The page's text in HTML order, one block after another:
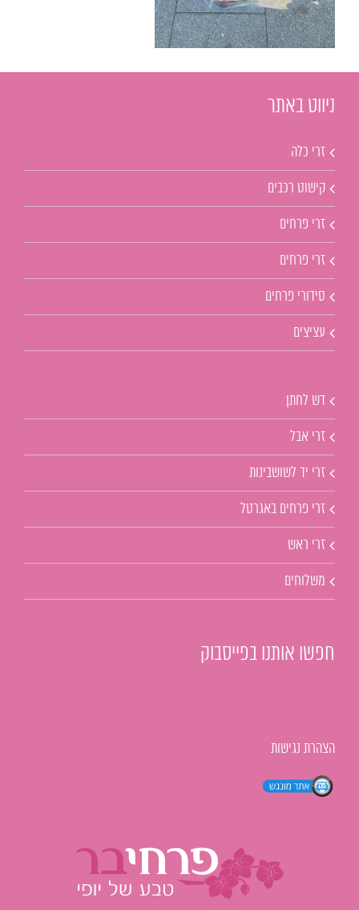
ניווט באתר
זרי כלה
קישוט רכבים
זרי פרחים
זרי פרחים
סידורי פרחים
עציצים
דש לחתן
זרי אבל
זרי יד לשושבינות
זרי פרחים באגרטל
זרי ראש
משלוחים
חפשו אותנו בפייסבוק
הצהרת נגישות